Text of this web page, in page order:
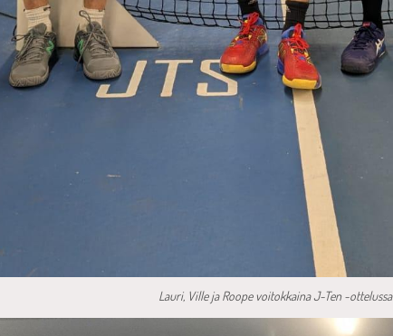
Lauri, Ville ja Roope voitokkaina J-Ten -ottelussa